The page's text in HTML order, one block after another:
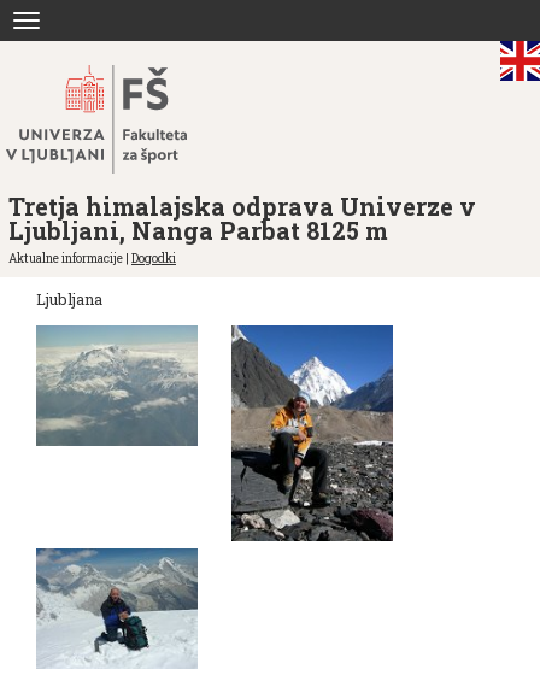
navigation
Tretja himalajska odprava Univerze v
Ljubljani, Nanga Parbat 8125 m
Aktualne informacije | Dogodki
Ljubljana